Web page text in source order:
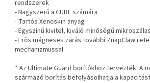
rendszerek
- Nagyszerű a CUBE számára
- Tartós Xenoskin anyag
- Egyszínű kivitel, kiváló minőségű
- Erős mágneses zárás további ZnapClaw
mechanizmussal
* Az Ultimate Guard borítókhoz tervezték. A
származó borítás befolyásolhatja a